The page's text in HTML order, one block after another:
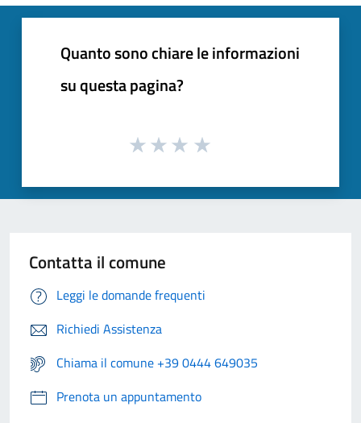
Quanto sono chiare le informazioni
su questa pagina?
Contatta il comune
Leggi le domande frequenti
Richiedi Assistenza
Chiama il comune +39 0444 649035
Prenota un appuntamento